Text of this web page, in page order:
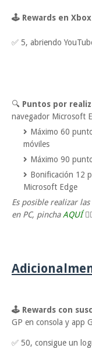
🕹 Rewards en Xbox
✅ 5, abriendo
🔍 Puntos por
navegador Microsoft
Máximo 60
móviles
Máximo 90
Bonificación 12
Microsoft Edge
Es posible realizar
en PC, pinchaAQUÍ
🕹 Rewards con
GP en consola y app
✅ 50, consigue un